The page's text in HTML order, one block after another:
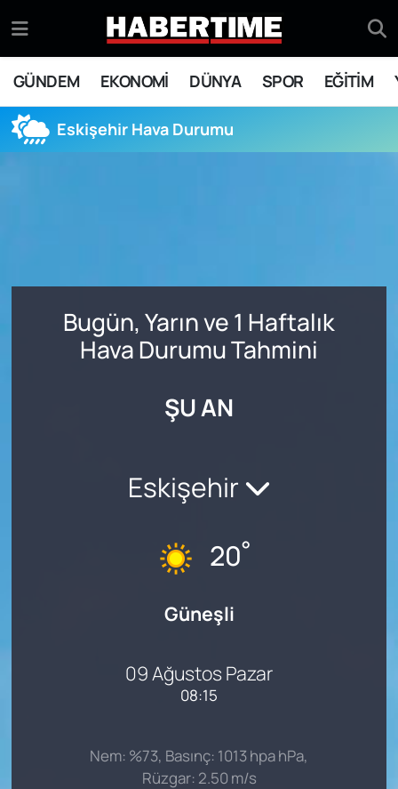
GÜNDEM EKONOMİ DÜNYA SPOR EĞİTİM
Eskişehir Hava Durumu
Bugün, Yarın ve 1 Haftalık
Hava Durumu Tahmini
ŞU AN
Eskişehir
20°
Güneşli
09 Ağustos Pazar
08:15
Nem: %73, Basınç: 1013 hpa hPa,
Rüzgar: 2.50 m/s
EKONOMİ
DÜNYA
SİYASET
Eskişehir Nöbetçi Eczaneler
Eskişehir Hava Durumu
Eskişehir Namaz Vakitleri
Son Dakika Haberleri